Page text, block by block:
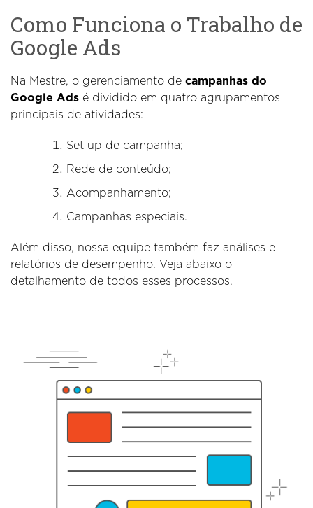
Como Funciona o Trabalho de
Google Ads
Na Mestre, o gerenciamento de campanhas do
Google Ads é dividido em quatro agrupamentos
principais de atividades:
Set up de campanha;
Rede de conteúdo;
Acompanhamento;
Campanhas especiais.
Além disso, nossa equipe também faz análises e
relatórios de desempenho. Veja abaixo o
detalhamento de todos esses processos.